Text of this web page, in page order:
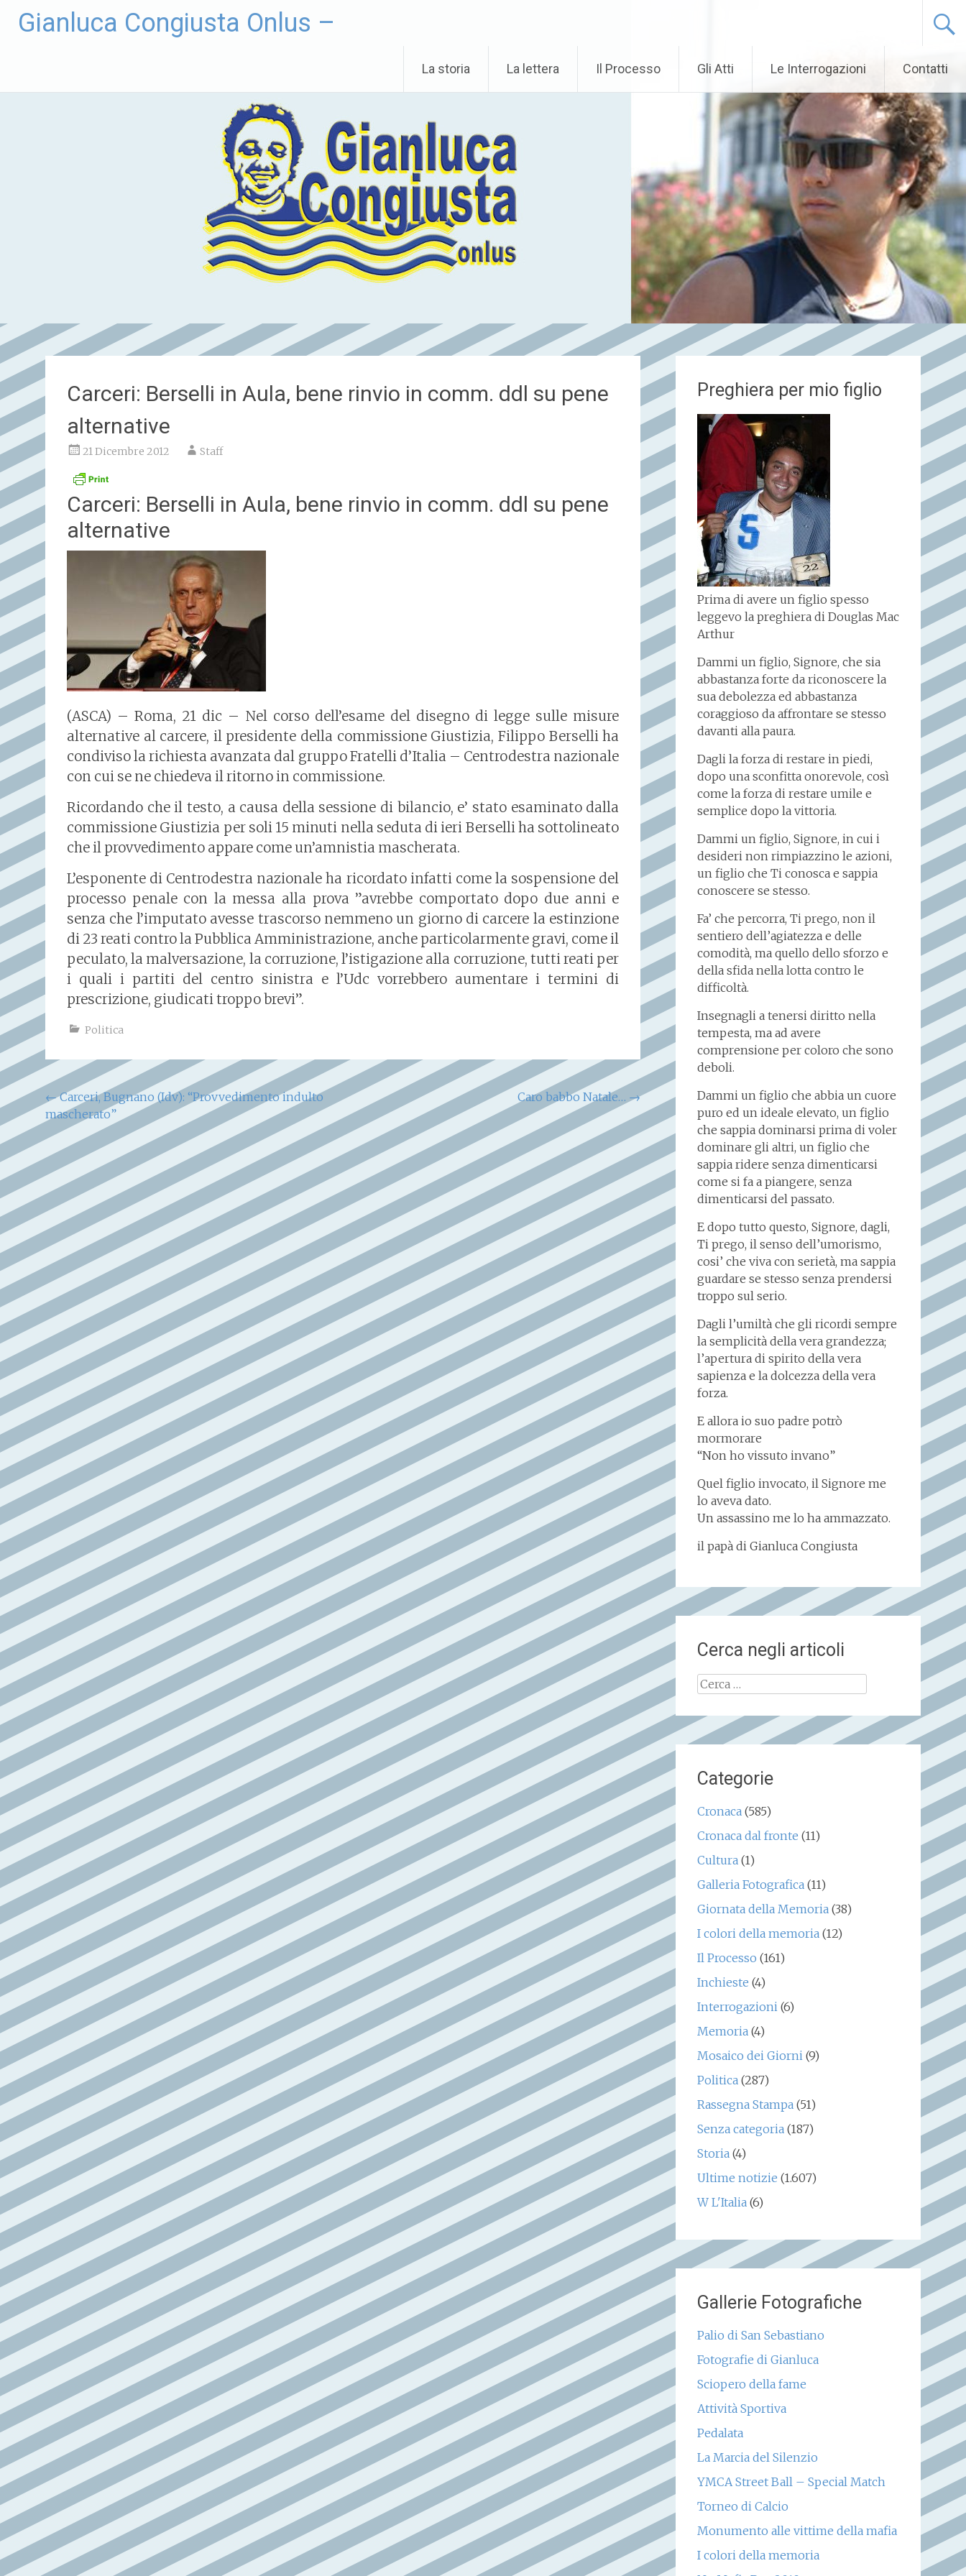
Gianluca Congiusta Onlus –
La storia La lettera Il Processo Gli Atti Le Interrogazioni Contatti
Carceri: Berselli in Aula, bene rinvio in comm. ddl su pene
alternative
21 Dicembre 2012 Staff
Carceri: Berselli in Aula, bene rinvio in comm. ddl su pene
alternative
(ASCA) – Roma, 21 dic – Nel corso dell’esame del disegno di legge sulle misure
alternative al carcere, il presidente della commissione Giustizia, Filippo Berselli ha
condiviso la richiesta avanzata dal gruppo Fratelli d’Italia – Centrodestra nazionale
con cui se ne chiedeva il ritorno in commissione.
Ricordando che il testo, a causa della sessione di bilancio, e’ stato esaminato dalla
commissione Giustizia per soli 15 minuti nella seduta di ieri Berselli ha sottolineato
che il provvedimento appare come un’amnistia mascherata.
L’esponente di Centrodestra nazionale ha ricordato infatti come la sospensione del
processo penale con la messa alla prova ”avrebbe comportato dopo due anni e
senza che l’imputato avesse trascorso nemmeno un giorno di carcere la estinzione
di 23 reati contro la Pubblica Amministrazione, anche particolarmente gravi, come il
peculato, la malversazione, la corruzione, l’istigazione alla corruzione, tutti reati per
i quali i partiti del centro sinistra e l’Udc vorrebbero aumentare i termini di
prescrizione, giudicati troppo brevi”.
Politica
Navigazione
articoli
←Carceri, Bugnano (Idv): “Provvedimento indulto
mascherato”
Caro babbo Natale… →
Preghiera per mio figlio
Prima di avere un figlio spesso
leggevo la preghiera di Douglas Mac
Arthur
Dammi un figlio, Signore, che sia
abbastanza forte da riconoscere la
sua debolezza ed abbastanza
coraggioso da affrontare se stesso
davanti alla paura.
Dagli la forza di restare in piedi,
dopo una sconfitta onorevole, così
come la forza di restare umile e
semplice dopo la vittoria.
Dammi un figlio, Signore, in cui i
desideri non rimpiazzino le azioni,
un figlio che Ti conosca e sappia
conoscere se stesso.
Fa’ che percorra, Ti prego, non il
sentiero dell’agiatezza e delle
comodità, ma quello dello sforzo e
della sfida nella lotta contro le
difficoltà.
Insegnagli a tenersi diritto nella
tempesta, ma ad avere
comprensione per coloro che sono
deboli.
Dammi un figlio che abbia un cuore
puro ed un ideale elevato, un figlio
che sappia dominarsi prima di voler
dominare gli altri, un figlio che
sappia ridere senza dimenticarsi
come si fa a piangere, senza
dimenticarsi del passato.
E dopo tutto questo, Signore, dagli,
Ti prego, il senso dell’umorismo,
cosi’ che viva con serietà, ma sappia
guardare se stesso senza prendersi
troppo sul serio.
Dagli l’umiltà che gli ricordi sempre
la semplicità della vera grandezza;
l’apertura di spirito della vera
sapienza e la dolcezza della vera
forza.
E allora io suo padre potrò
mormorare
“Non ho vissuto invano”
Quel figlio invocato, il Signore me
lo aveva dato.
Un assassino me lo ha ammazzato.
il papà di Gianluca Congiusta
Cerca negli articoli
Ricerca
Categorie
Cronaca(585)
Cronaca dal fronte (11)
Cultura(1)
Galleria Fotografica(11)
Giornata della Memoria(38)
I colori della memoria(12)
Il Processo (161)
Inchieste (4)
Interrogazioni(6)
Memoria(4)
Mosaico dei Giorni(9)
Politica(287)
Rassegna Stampa(51)
Senza categoria(187)
Storia(4)
Ultime notizie (1.607)
W L'Italia(6)
Gallerie Fotografiche
Palio di San Sebastiano
Fotografie di Gianluca
Sciopero della fame
Attività Sportiva
Pedalata
La Marcia del Silenzio
YMCA Street Ball – Special Match
Torneo di Calcio
Monumento alle vittime della mafia
I colori della memoria